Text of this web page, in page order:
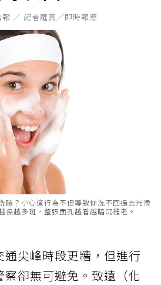
報 ／ 記者羅真╱即時報導
臉？小心這行為不但導致你洗不回過去光滑
長越多斑，整張面孔越看越暗沉糙老。
通尖峰時段更糟，但進行
卻無可避免。致遠（化